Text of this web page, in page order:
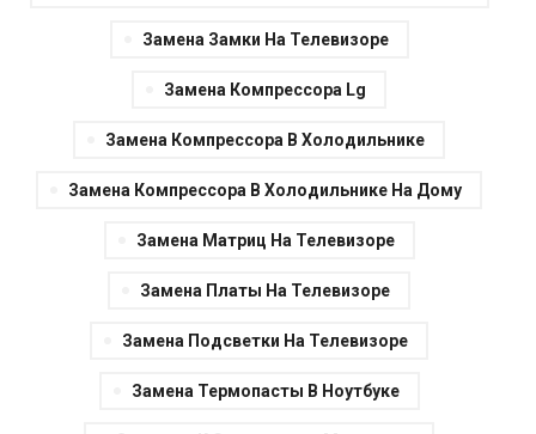
Замена Замки На Телевизоре
Замена Компрессора Lg
Замена Компрессора В Холодильнике
Замена Компрессора В Холодильнике На Дому
Замена Матриц На Телевизоре
Замена Платы На Телевизоре
Замена Подсветки На Телевизоре
Замена Термопасты В Ноутбуке